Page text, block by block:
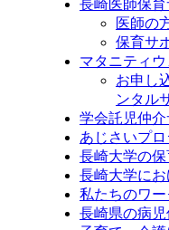
長崎医師保
医師の
保育サ
マタニティ
お申し
ンタル
学会託児仲介
あじさいプ
長崎大学の保
長崎大学に
私たちのワ
長崎県の病